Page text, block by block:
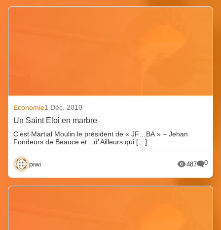
Economie1 Déc. 2010
Un Saint Eloi en marbre
C’est Martial Moulin le président de « JF…BA » – Jehan
Fondeurs de Beauce et…d’ Ailleurs qui […]
piwi 487 0